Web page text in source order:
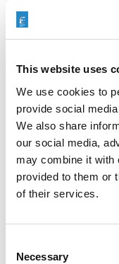
This website uses
We use cookies to
provide social
We also share
our social media,
may combine it with
provided to them or
of their services.
Selection
Necessary
Search
for:
Neueste Beiträge
EIN